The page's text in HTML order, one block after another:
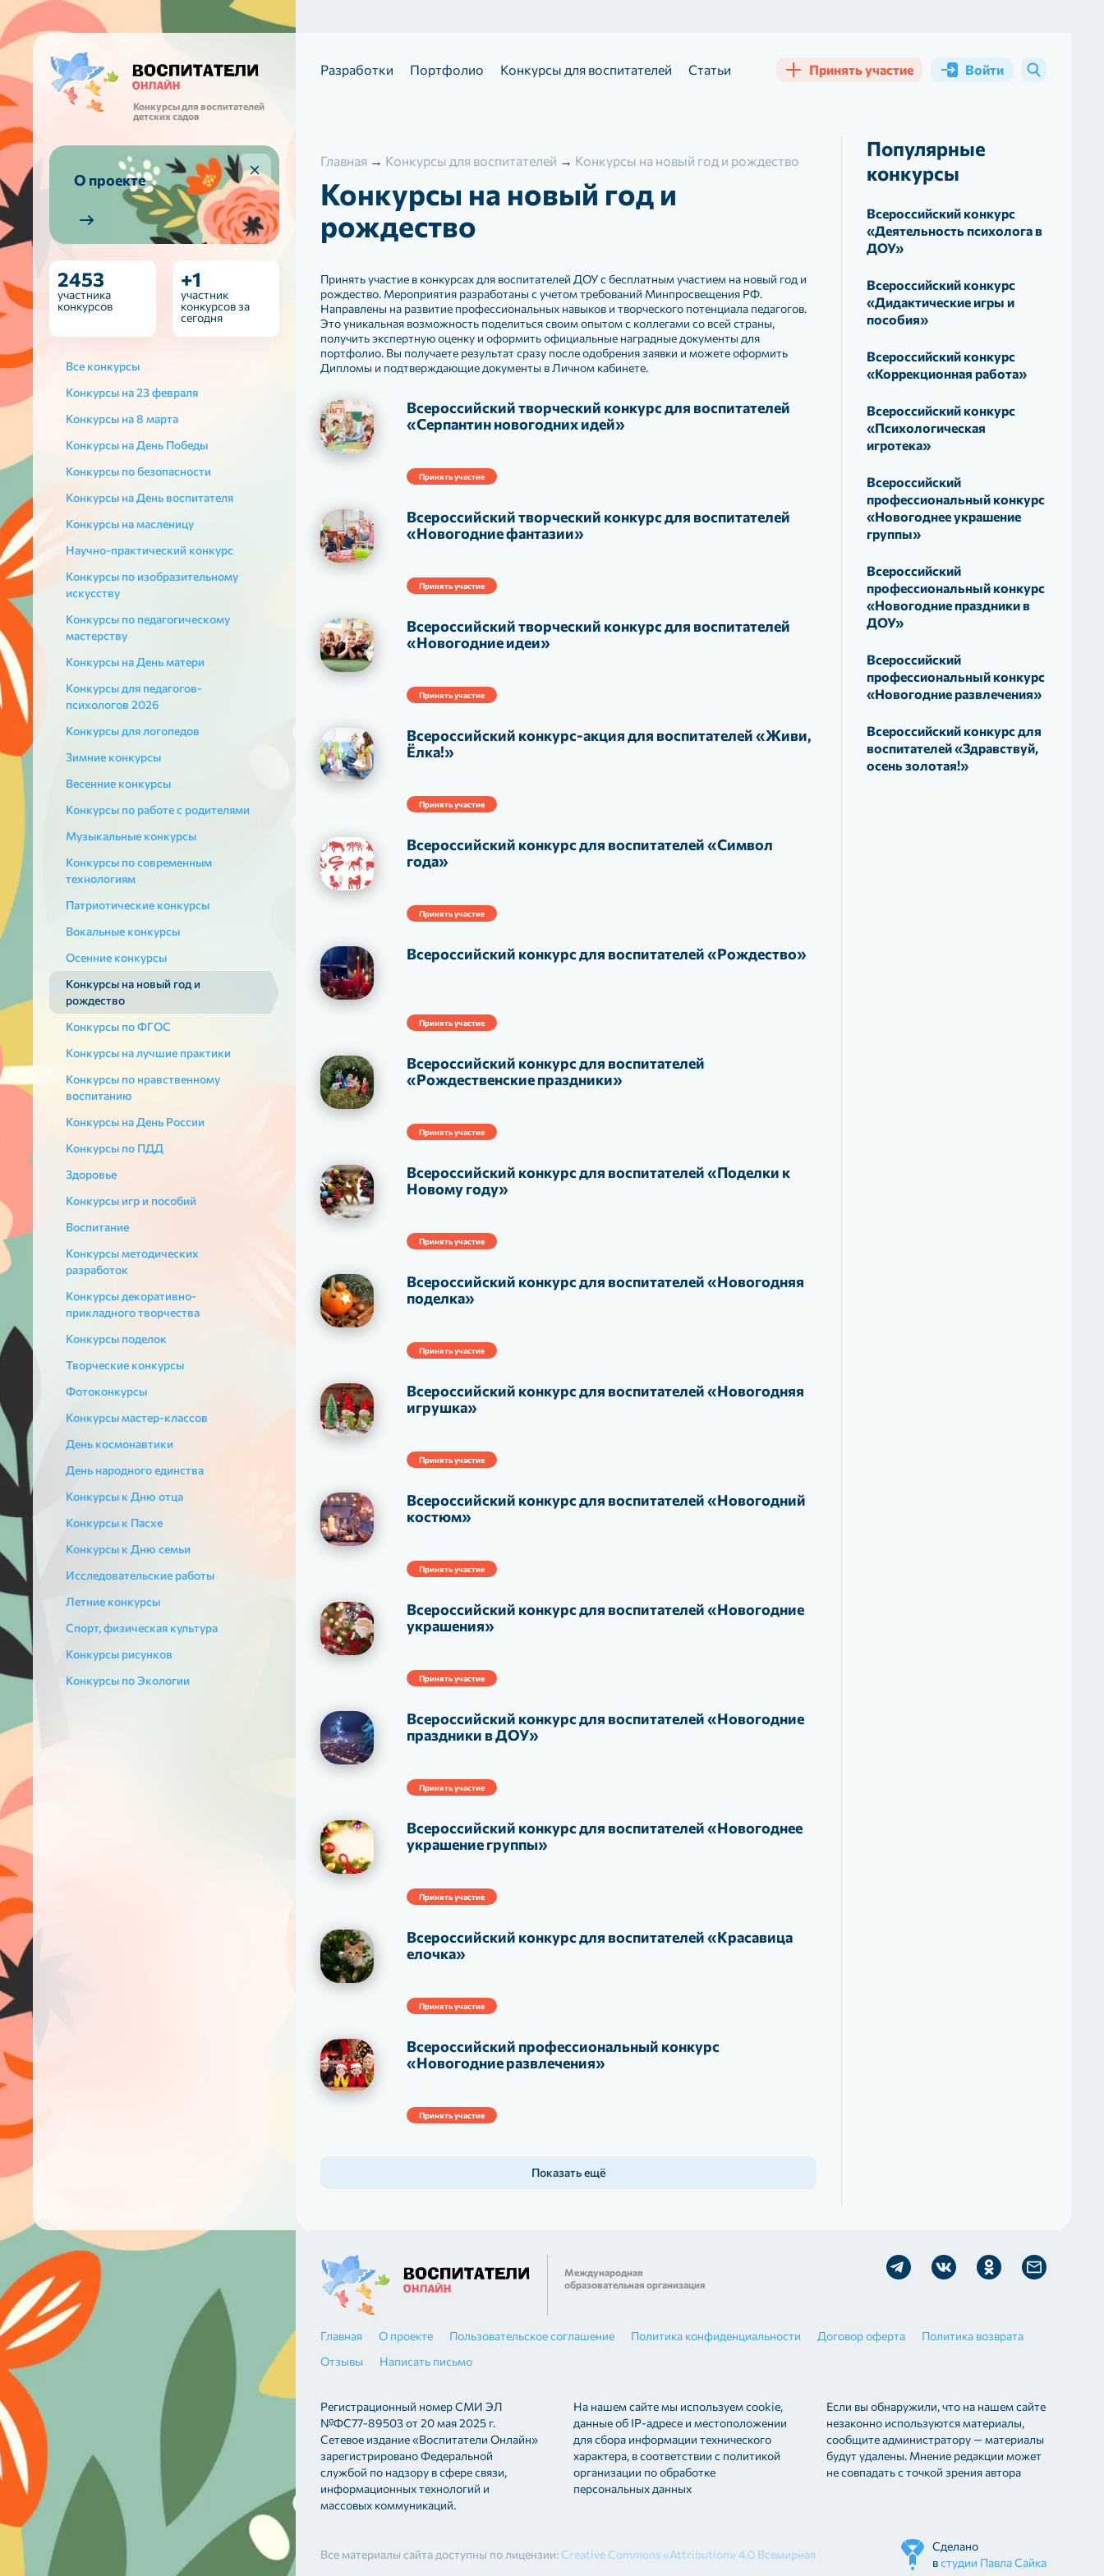
Конкурсы для воспитателей
детских садов
О проекте
2453
участника
конкурсов
+1
участник
конкурсов за
сегодня
Все конкурсы
Конкурсы на 23 февраля
Конкурсы на 8 марта
Конкурсы на День Победы
Конкурсы по безопасности
Конкурсы на День воспитателя
Конкурсы на масленицу
Научно-практический конкурс
Конкурсы по изобразительному
искусству
Конкурсы по педагогическому
мастерству
Конкурсы на День матери
Конкурсы для педагогов-
психологов 2026
Конкурсы для логопедов
Зимние конкурсы
Весенние конкурсы
Конкурсы по работе с родителями
Музыкальные конкурсы
Конкурсы по современным
технологиям
Патриотические конкурсы
Вокальные конкурсы
Осенние конкурсы
Конкурсы на новый год и
рождество
Конкурсы по ФГОС
Конкурсы на лучшие практики
Конкурсы по нравственному
воспитанию
Конкурсы на День России
Конкурсы по ПДД
Здоровье
Конкурсы игр и пособий
Воспитание
Конкурсы методических
разработок
Конкурсы декоративно-
прикладного творчества
Конкурсы поделок
Творческие конкурсы
Фотоконкурсы
Конкурсы мастер-классов
День космонавтики
День народного единства
Конкурсы к Дню отца
Конкурсы к Пасхе
Конкурсы к Дню семьи
Исследовательские работы
Летние конкурсы
Спорт, физическая культура
Конкурсы рисунков
Конкурсы по Экологии
Разработки Портфолио Конкурсы для воспитателей Статьи Принять участие Войти
Главная → Конкурсы для воспитателей → Конкурсы на новый год и рождество
Конкурсы на новый год и
рождество
Принять участие в конкурсах для воспитателей ДОУ с бесплатным участием на новый год и
рождество. Мероприятия разработаны с учетом требований Минпросвещения РФ.
Направлены на развитие профессиональных навыков и творческого потенциала педагогов.
Это уникальная возможность поделиться своим опытом с коллегами со всей страны,
получить экспертную оценку и оформить официальные наградные документы для
портфолио. Вы получаете результат сразу после одобрения заявки и можете оформить
Дипломы и подтверждающие документы в Личном кабинете.
Всероссийский творческий конкурс для воспитателей
«Серпантин новогодних идей»
Принять участие
Всероссийский творческий конкурс для воспитателей
«Новогодние фантазии»
Принять участие
Всероссийский творческий конкурс для воспитателей
«Новогодние идеи»
Принять участие
Всероссийский конкурс-акция для воспитателей «Живи,
Ёлка!»
Принять участие
Всероссийский конкурс для воспитателей «Символ
года»
Принять участие
Всероссийский конкурс для воспитателей «Рождество»
Принять участие
Всероссийский конкурс для воспитателей
«Рождественские праздники»
Принять участие
Всероссийский конкурс для воспитателей «Поделки к
Новому году»
Принять участие
Всероссийский конкурс для воспитателей «Новогодняя
поделка»
Принять участие
Всероссийский конкурс для воспитателей «Новогодняя
игрушка»
Принять участие
Всероссийский конкурс для воспитателей «Новогодний
костюм»
Принять участие
Всероссийский конкурс для воспитателей «Новогодние
украшения»
Принять участие
Всероссийский конкурс для воспитателей «Новогодние
праздники в ДОУ»
Принять участие
Всероссийский конкурс для воспитателей «Новогоднее
украшение группы»
Принять участие
Всероссийский конкурс для воспитателей «Красавица
елочка»
Принять участие
Всероссийский профессиональный конкурс
«Новогодние развлечения»
Принять участие
Показать ещё
Популярные
конкурсы
Всероссийский конкурс
«Деятельность психолога в
ДОУ»
Всероссийский конкурс
«Дидактические игры и
пособия»
Всероссийский конкурс
«Коррекционная работа»
Всероссийский конкурс
«Психологическая
игротека»
Всероссийский
профессиональный конкурс
«Новогоднее украшение
группы»
Всероссийский
профессиональный конкурс
«Новогодние праздники в
ДОУ»
Всероссийский
профессиональный конкурс
«Новогодние развлечения»
Всероссийский конкурс для
воспитателей «Здравствуй,
осень золотая!»
Международная
образовательная организация
Главная О проекте Пользовательское соглашение Политика конфиденциальности Договор оферта
Политика возврата
Отзывы
Написать письмо
Регистрационный номер СМИ ЭЛ
№ФС77-89503 от 20 мая 2025 г.
Сетевое издание «Воспитатели Онлайн»
зарегистрировано Федеральной
службой по надзору в сфере связи,
информационных технологий и
массовых коммуникаций.
На нашем сайте мы используем cookie,
данные об IP-адресе и местоположении
для сбора информации технического
характера, в соответствии с политикой
организации по обработке
персональных данных
Если вы обнаружили, что на нашем сайте
незаконно используются материалы,
сообщите администратору — материалы
будут удалены. Мнение редакции может
не совпадать с точкой зрения автора
Все материалы сайта доступны по лицензии: Creative Commons «Attribution» 4.0 Всемирная
Сделано
встудии Павла Сайка